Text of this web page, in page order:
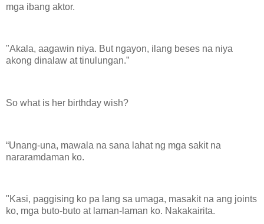
mga ibang aktor.
"Akala, aagawin niya. But ngayon, ilang beses na niya
akong dinalaw at tinulungan.”
So what is her birthday wish?
“Unang-una, mawala na sana lahat ng mga sakit na
nararamdaman ko.
"Kasi, paggising ko pa lang sa umaga, masakit na ang joints
ko, mga buto-buto at laman-laman ko. Nakakairita.